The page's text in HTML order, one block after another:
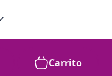
Carrito